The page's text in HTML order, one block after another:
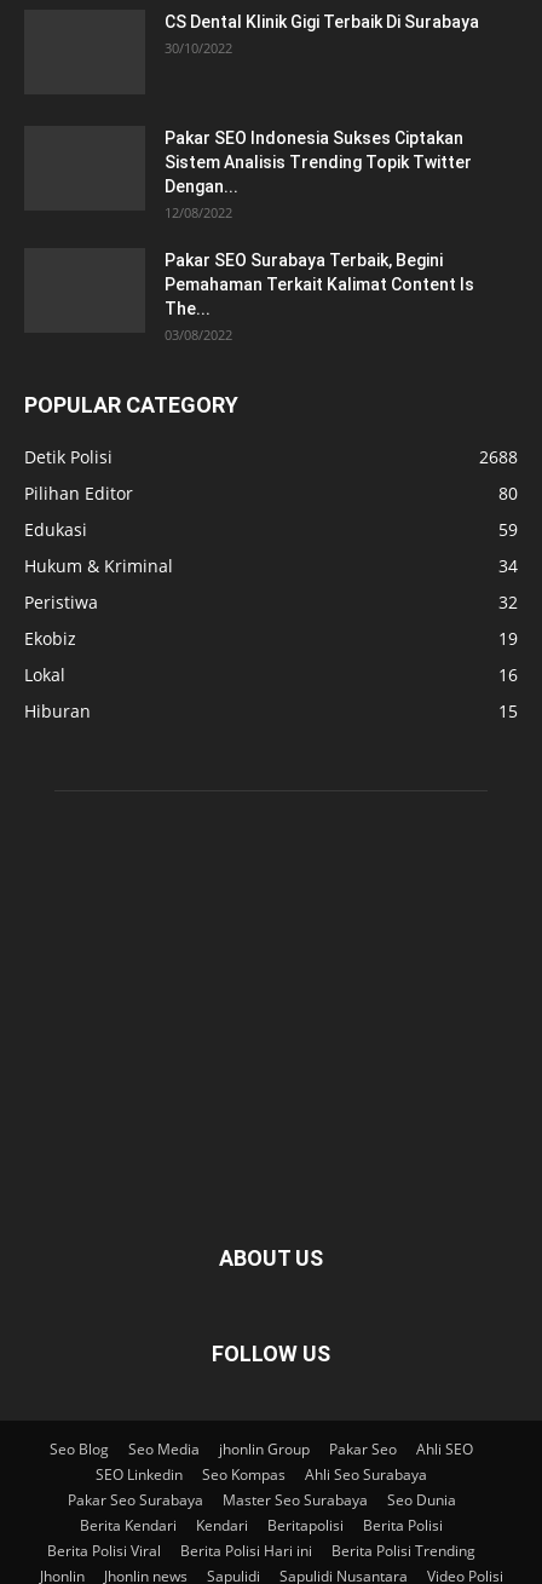
CS Dental Klinik Gigi Terbaik Di Surabaya
30/10/2022
Pakar SEO Indonesia Sukses Ciptakan
Sistem Analisis Trending Topik Twitter
Dengan...
12/08/2022
Pakar SEO Surabaya Terbaik, Begini
Pemahaman Terkait Kalimat Content Is
The...
03/08/2022
POPULAR CATEGORY
Detik Polisi
2688
Pilihan Editor
80
Edukasi
59
Hukum & Kriminal
34
Peristiwa
32
Ekobiz
19
Lokal
16
Hiburan
15
ABOUT US
FOLLOW US
Seo Blog Seo Media jhonlin Group Pakar Seo
Ahli SEO
SEO Linkedin
Seo Kompas
Ahli Seo Surabaya
Pakar Seo Surabaya
Master Seo Surabaya
Seo Dunia
Berita Kendari
Kendari Beritapolisi
Berita Polisi
Berita Polisi Viral
Berita Polisi Hari ini
Berita Polisi Trending
Jhonlin
Jhonlin news Sapulidi Sapulidi Nusantara Video Polisi